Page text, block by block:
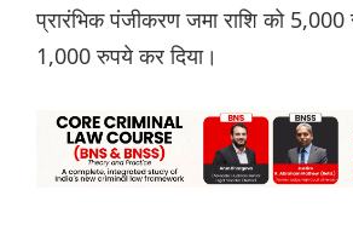
प्रारंभिक पंजीकरण जमा राशि को
1,000 रुपये कर‌ दिया।